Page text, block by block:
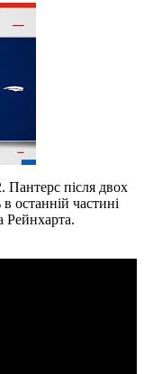
Пантерс після двох
останній частині
Рейнхарта.